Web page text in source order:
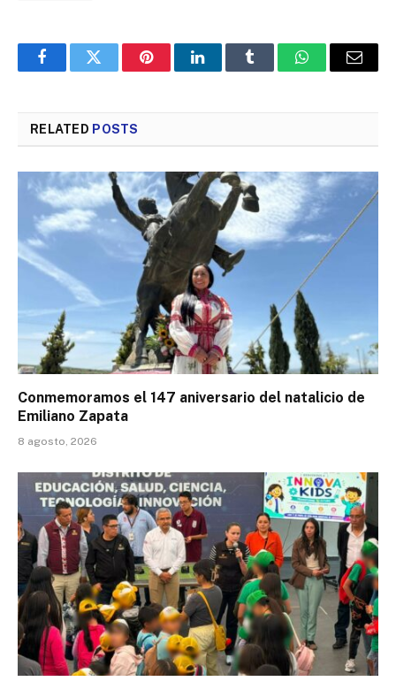
FacebookTwitter PinterestLinkedInTumblr WhatsAppEmail
RELATED POSTS
Conmemoramos el 147 aniversario del natalicio de
Emiliano Zapata
8 agosto, 2026